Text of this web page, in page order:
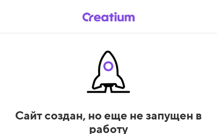
Сайт создан, но еще не запущен в
работу